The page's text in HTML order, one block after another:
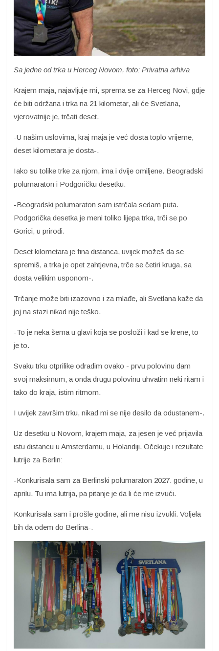
Sa jedne od trka u Herceg Novom, foto: Privatna arhiva
Krajem maja, najavljuje mi, sprema se za Herceg Novi, gdje
će biti održana i trka na 21 kilometar, ali će Svetlana,
vjerovatnije je, trčati deset.
-U našim uslovima, kraj maja je već dosta toplo vrijeme,
deset kilometara je dosta-.
Iako su tolike trke za njom, ima i dvije omiljene. Beogradski
polumaraton i Podgoričku desetku.
-Beogradski polumaraton sam istrčala sedam puta.
Podgorička desetka je meni toliko lijepa trka, trči se po
Gorici, u prirodi.
Deset kilometara je fina distanca, uvijek možeš da se
spremiš, a trka je opet zahtjevna, trče se četiri kruga, sa
dosta velikim usponom-.
Trčanje može biti izazovno i za mlađe, ali Svetlana kaže da
joj na stazi nikad nije teško.
-To je neka šema u glavi koja se posloži i kad se krene, to
je to.
Svaku trku otprilike odradim ovako - prvu polovinu dam
svoj maksimum, a onda drugu polovinu uhvatim neki ritam i
tako do kraja, istim ritmom.
I uvijek završim trku, nikad mi se nije desilo da odustanem-.
Uz desetku u Novom, krajem maja, za jesen je već prijavila
istu distancu u Amsterdamu, u Holandiji. Očekuje i rezultate
lutrije za Berlin:
-Konkurisala sam za Berlinski polumaraton 2027. godine, u
aprilu. Tu ima lutrija, pa pitanje je da li će me izvući.
Konkurisala sam i prošle godine, ali me nisu izvukli. Voljela
bih da odem do Berlina-.